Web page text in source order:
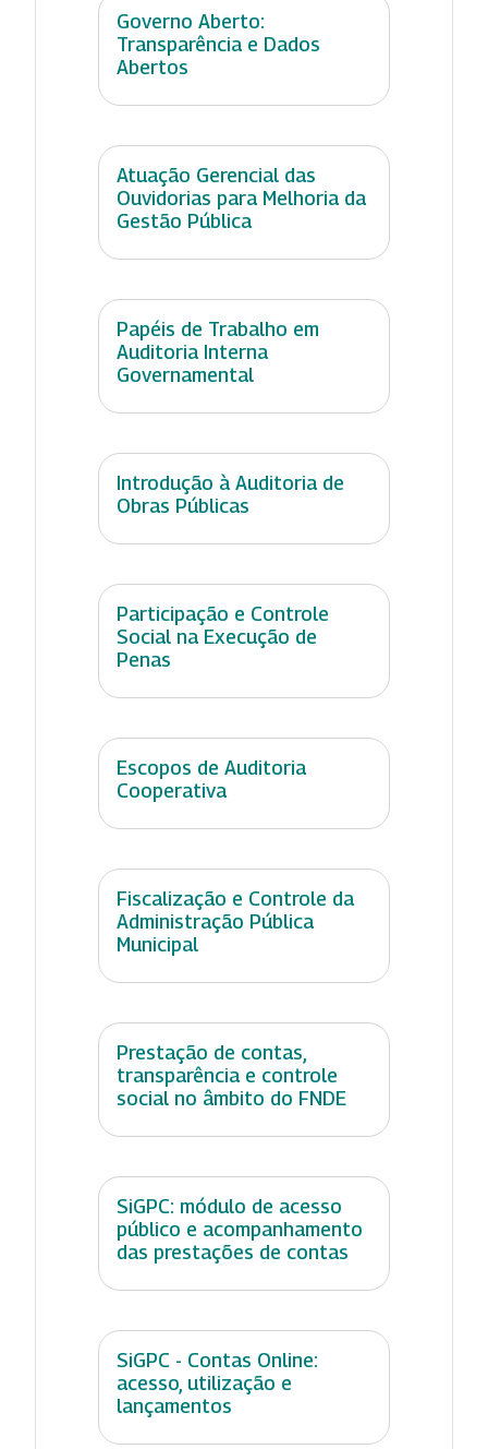
Governo Aberto:
Transparência e Dados
Abertos
Atuação Gerencial das
Ouvidorias para Melhoria da
Gestão Pública
Papéis de Trabalho em
Auditoria Interna
Governamental
Introdução à Auditoria de
Obras Públicas
Participação e Controle
Social na Execução de
Penas
Escopos de Auditoria
Cooperativa
Fiscalização e Controle da
Administração Pública
Municipal
Prestação de contas,
transparência e controle
social no âmbito do FNDE
SiGPC: módulo de acesso
público e acompanhamento
das prestações de contas
SiGPC - Contas Online:
acesso, utilização e
lançamentos